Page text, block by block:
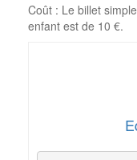
Coût : Le billet
enfant est de 10 €.